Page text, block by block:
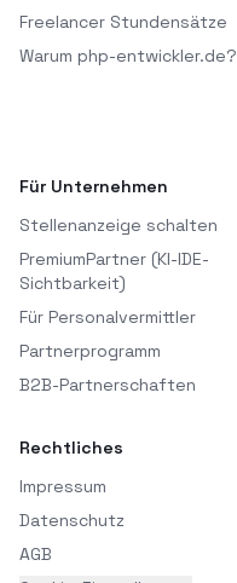
Freelancer Stundensätze
Warum php-entwickler.de?
Für Unternehmen
Stellenanzeige schalten
PremiumPartner (KI-IDE-
Sichtbarkeit)
Für Personalvermittler
Partnerprogramm
B2B-Partnerschaften
Rechtliches
Impressum
Datenschutz
AGB